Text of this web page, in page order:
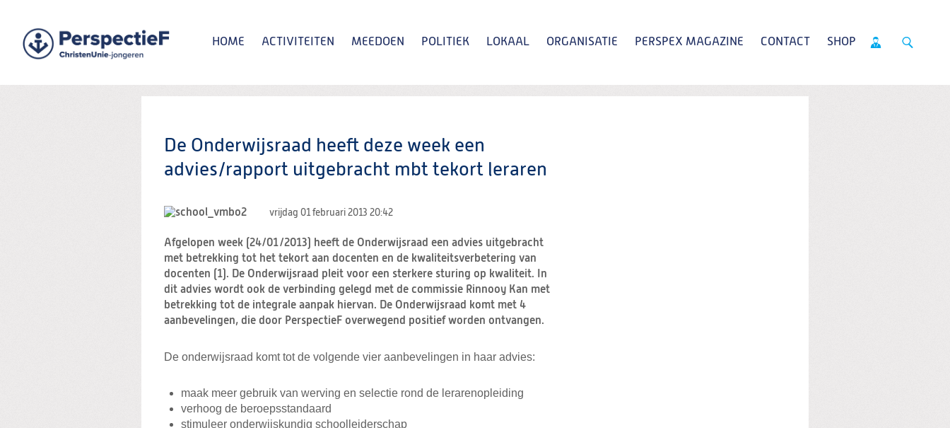
Spring
naar
HOME ACTIVITEITEN MEEDOEN POLITIEK LOKAAL ORGANISATIE PERSPEX MAGAZINE CONTACT SHOP
De Onderwijsraad heeft deze week een
advies/rapport uitgebracht mbt tekort leraren
vrijdag 01 februari 2013 20:42
Afgelopen week (24/01/2013) heeft de Onderwijsraad een advies uitgebracht
met betrekking tot het tekort aan docenten en de kwaliteitsverbetering van
docenten (1). De Onderwijsraad pleit voor een sterkere sturing op kwaliteit. In
dit advies wordt ook de verbinding gelegd met de commissie Rinnooy Kan met
betrekking tot de integrale aanpak hiervan. De Onderwijsraad komt met 4
aanbevelingen, die door PerspectieF overwegend positief worden ontvangen.
De onderwijsraad komt tot de volgende vier aanbevelingen in haar advies:
maak meer gebruik van werving en selectie rond de lerarenopleiding
verhoog de beroepsstandaard
stimuleer onderwijskundig schoolleiderschap